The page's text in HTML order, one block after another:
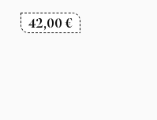
42,00€